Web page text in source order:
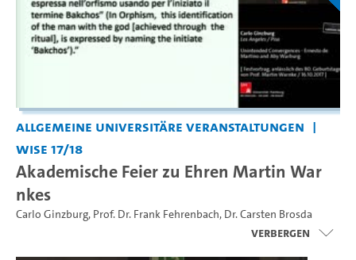
Allgemeine universitäre Veranstaltungen
WiSe 17/18
Akademische Feier zu Ehren Martin War
nkes
Carlo Ginzburg, Prof. Dr. Frank Fehrenbach, Dr. Carsten Brosda
Verbergen